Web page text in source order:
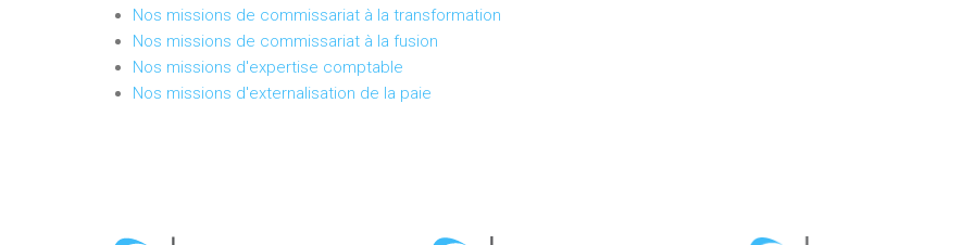
Nos missions de commissariat à la transformation
Nos missions de commissariat à la fusion
Nos missions d'expertise comptable
Nos missions d'externalisation de la paie